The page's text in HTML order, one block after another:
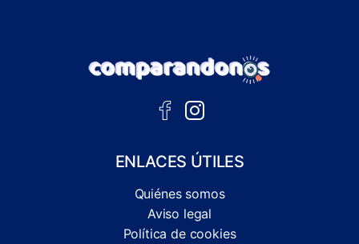
ENLACES ÚTILES
Quiénes somos
Aviso legal
Política de cookies